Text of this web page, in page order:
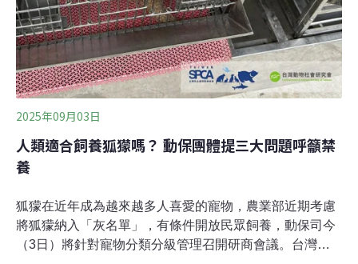
2025年09月03日
人類適合飼養狐獴嗎？ 動保團體提三大問題呼籲禁
養
狐獴在近年成為越來越多人喜愛的寵物，農業部近期考慮
將狐獴納入「灰名單」，有條件開放民眾飼養，動保司今
（3日）將針對寵物分類分級管理召開研商會議。台灣防